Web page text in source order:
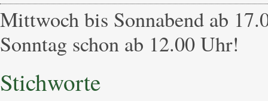
Mittwoch bis Sonnabend ab
Sonntag schon ab 12.00 Uhr!
Stichworte